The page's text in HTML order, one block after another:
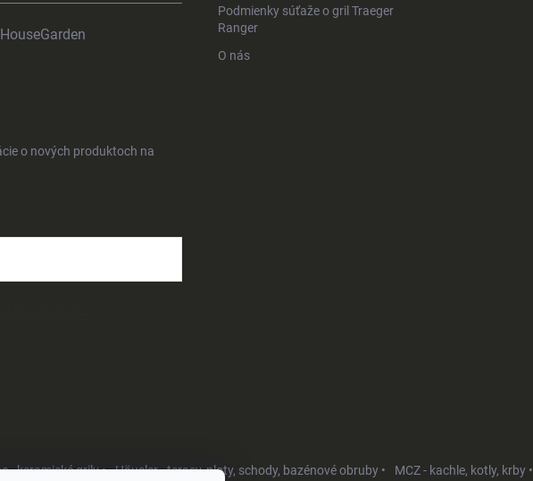
HouseGarden
Podmienky súťaže o gril Traeger
Ranger
O nás
o nových produktoch na
- keramické grily • Häusler - terasy, ploty, schody, bazénové obruby • MCZ - kachle, kotly, krby •